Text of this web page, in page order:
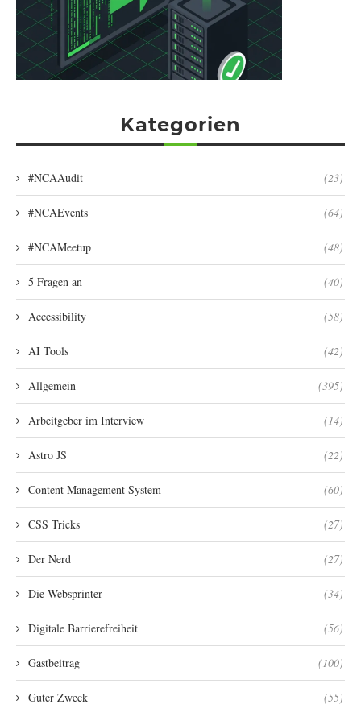
Kategorien
#NCAAudit (23)
#NCAEvents (64)
#NCAMeetup (48)
5 Fragen an (40)
Accessibility (58)
AI Tools (42)
Allgemein (395)
Arbeitgeber im Interview (14)
Astro JS (22)
Content Management System (60)
CSS Tricks (27)
Der Nerd (27)
Die Websprinter (34)
Digitale Barrierefreiheit (56)
Gastbeitrag (100)
Guter Zweck (55)